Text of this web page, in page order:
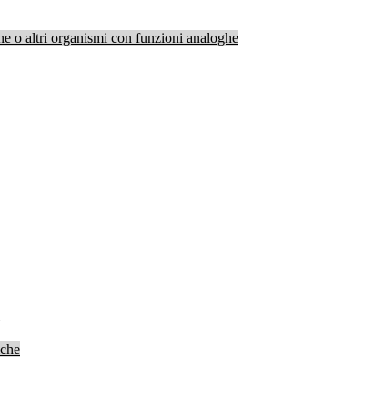
o altri organismi con funzioni analoghe